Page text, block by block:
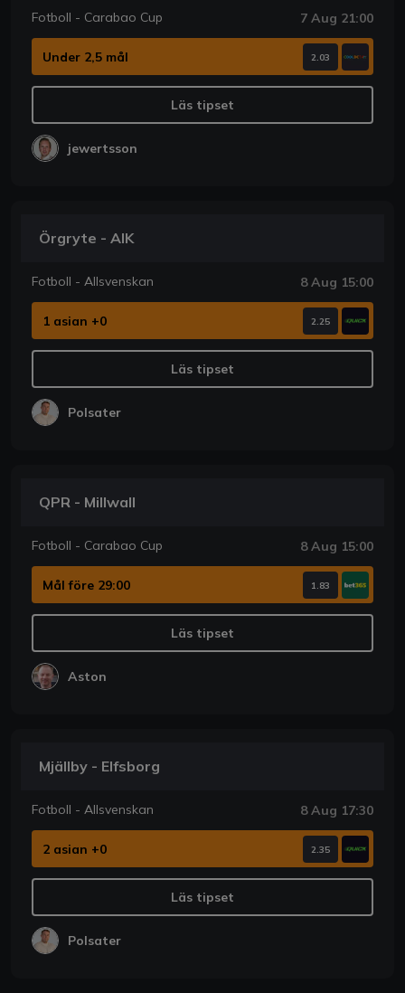
Fotboll - Carabao Cup 7 Aug 21:00
Under 2,5 mål 2.03
Läs tipset
jewertsson
Örgryte - AIK
Fotboll - Allsvenskan 8 Aug 15:00
1 asian +0 2.25
Läs tipset
Polsater
QPR - Millwall
Fotboll - Carabao Cup 8 Aug 15:00
Mål före 29:00 1.83
Läs tipset
Aston
Mjällby - Elfsborg
Fotboll - Allsvenskan 8 Aug 17:30
2 asian +0 2.35
Läs tipset
Polsater